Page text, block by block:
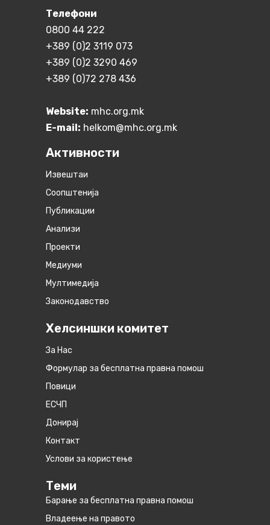
Телефони
0800 44 222
+389 (0)2 3119 073
+389 (0)2 3290 469
+389 (0)72 278 436
Website: mhc.org.mk
E-mail: helkom@mhc.org.mk
Активности
Извештаи
Соопштенија
Публикации
Анализи
Проекти
Медиуми
Мултимедија
Законодавство
Хелсиншки комитет
За Нас
Формулар за бесплатна правна помош
Повици
ЕСЧП
Донирај
Контакт
Услови за користење
Теми
Барање за бесплатна правна помош
Владеење на правото